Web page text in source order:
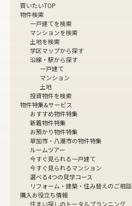
買いたいTOP
物件検索
一戸建てを検索
マンションを検索
土地を検索
学区マップから探す
沿線・駅から探す
一戸建て
マンション
土地
投資物件を検索
物件特集&サービス
おすすめ物件特集
新着物件特集
お預かり物件特集
草加市・八潮市の物件特集
ルームツアー
今すぐ見られる一戸建て
今すぐ見られるマンション
選べる4つの見学コース
リフォーム・建築・住み替えのご相談
購入お役立ち情報
住まい探しのトータルプランニング